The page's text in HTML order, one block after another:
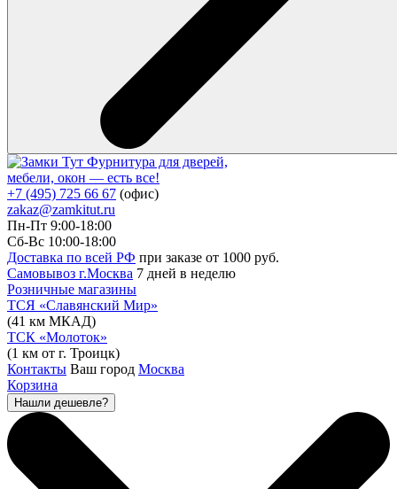
Фурнитура для дверей,
мебели, окон — есть все!
+7 (495) 725 66 67 (офис)
zakaz@zamkitut.ru
Пн-Пт 9:00-18:00
Сб-Вс 10:00-18:00
Доставка по всей РФ при заказе от 1000 руб.
Самовывоз г.Москва 7 дней в неделю
Розничные магазины
ТСЯ «Славянский Мир»
(41 км МКАД)
ТСК «Молоток»
(1 км от г. Троицк)
Контакты Ваш город Москва
Корзина
Нашли дешевле?